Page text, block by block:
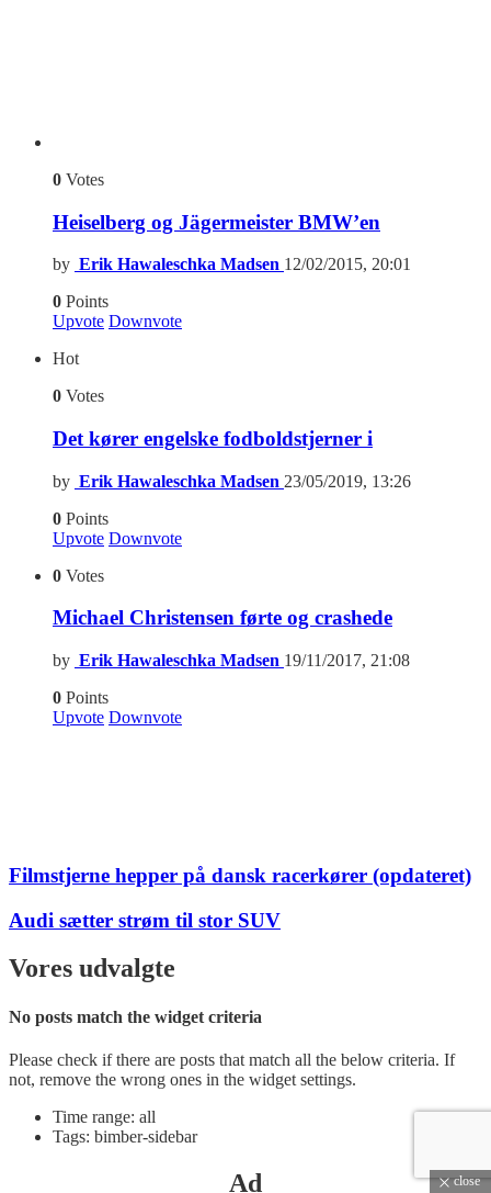
0 Votes
Heiselberg og Jägermeister BMW’en
by Erik Hawaleschka Madsen 12/02/2015, 20:01
0 Points
Upvote Downvote
Hot
0 Votes
Det kører engelske fodboldstjerner i
by Erik Hawaleschka Madsen 23/05/2019, 13:26
0 Points
Upvote Downvote
0 Votes
Michael Christensen førte og crashede
by Erik Hawaleschka Madsen 19/11/2017, 21:08
0 Points
Upvote Downvote
Filmstjerne hepper på dansk racerkører (opdateret)
Audi sætter strøm til stor SUV
Vores udvalgte
No posts match the widget criteria
Please check if there are posts that match all the below criteria. If
not, remove the wrong ones in the widget settings.
Time range: all
Tags: bimber-sidebar
Ad close